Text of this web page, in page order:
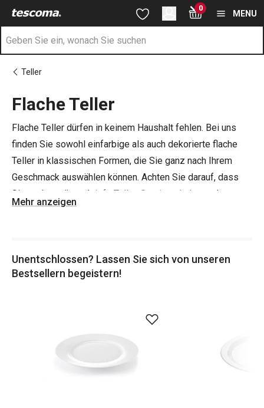
Sie befinden sich auf der Flache Teller Seite
Zum Hauptinhalt springen
Zur Suche springen
Zur Navigation springen 0
MENU
Teller
Flache Teller
Flache Teller dürfen in keinem Haushalt fehlen. Bei uns
finden Sie sowohl einfarbige als auch dekorierte flache
Teller in klassischen Formen, die Sie ganz nach Ihrem
Geschmack auswählen können. Achten Sie darauf, dass
Sie auch genügend tiefe Teller Servierschalen
und
Besteckhaben, damit Sie Ihre Familie oder Freunde mit
Mehr anzeigen
Unentschlossen? Lassen Sie sich von unseren
Bestsellern begeistern!